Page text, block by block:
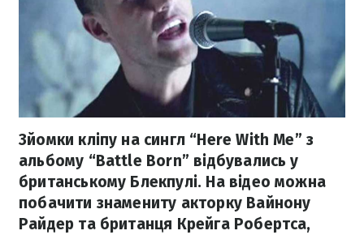
Зйомки кліпу на сингл “Here With Me” з
альбому “Battle Born” відбувались у
британському Блекпулі. На відео можна
побачити знамениту акторку Вайнону
Райдер та британця Крейга Робертса,